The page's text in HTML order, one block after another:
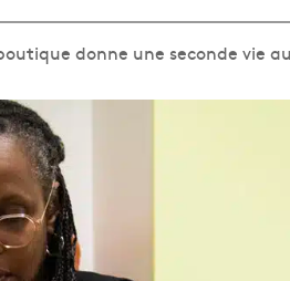
donne une seconde vie